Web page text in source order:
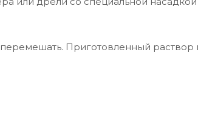
перемешать. Приготовленный